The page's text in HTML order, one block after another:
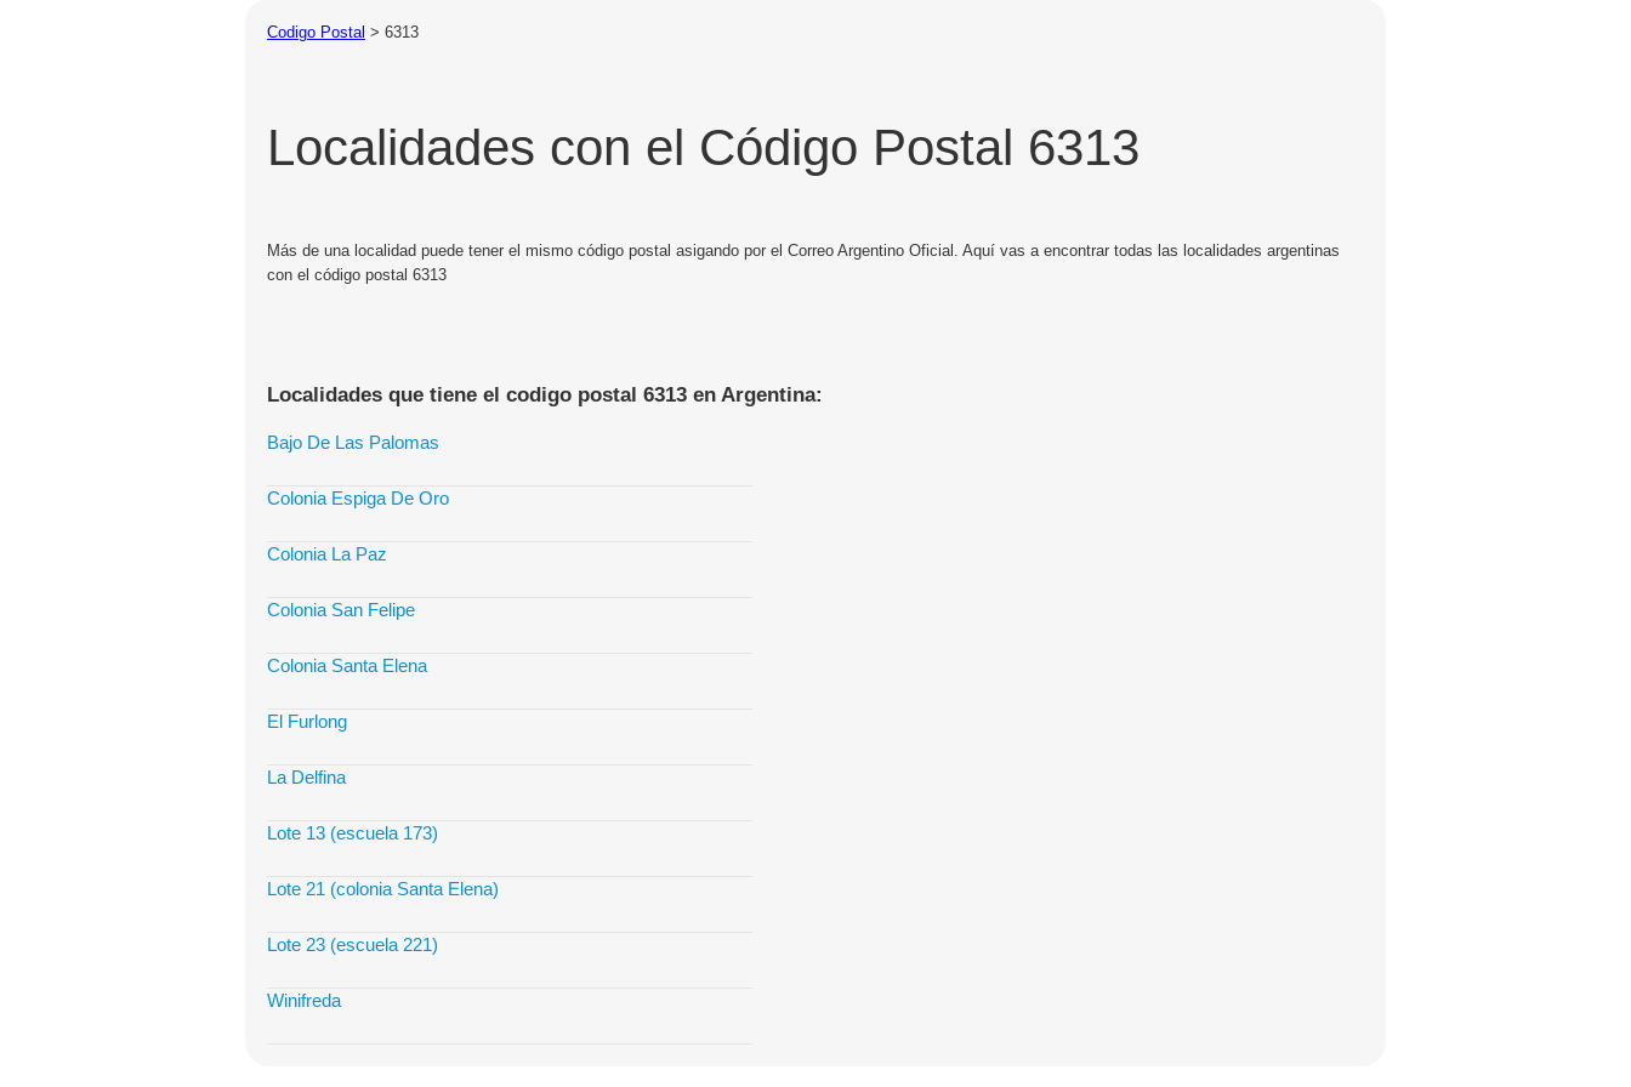
Codigo Postal > 6313
Localidades con el Código Postal 6313
Más de una localidad puede tener el mismo código postal asigando por el Correo Argentino Oficial. Aquí vas a encontrar todas las localidades argentinas
con el código postal 6313
Localidades que tiene el codigo postal 6313 en Argentina:
Bajo De Las Palomas
Colonia Espiga De Oro
Colonia La Paz
Colonia San Felipe
Colonia Santa Elena
El Furlong
La Delfina
Lote 13 (escuela 173)
Lote 21 (colonia Santa Elena)
Lote 23 (escuela 221)
Winifreda